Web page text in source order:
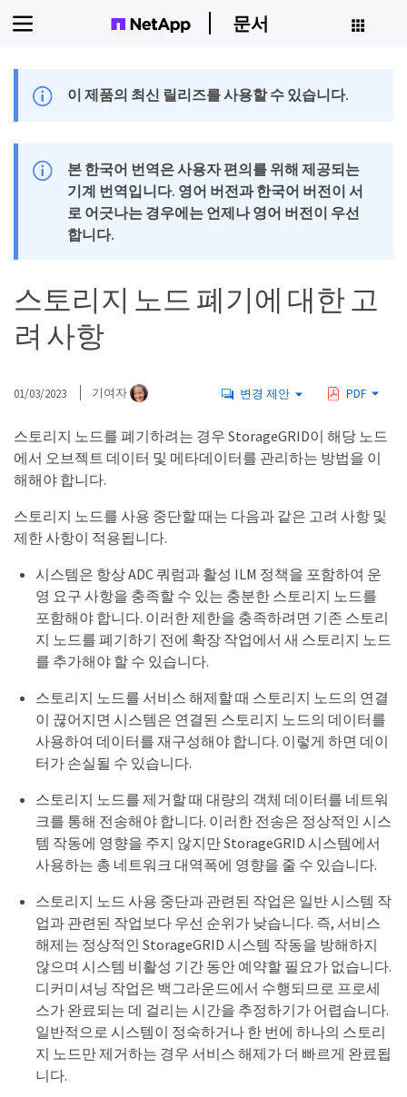
문서
이 제품의 최신 릴리즈를 사용할 수 있습니다.
본 한국어 번역은 사용자 편의를 위해 제공되는
기계 번역입니다. 영어 버전과 한국어 버전이 서
로 어긋나는 경우에는 언제나 영어 버전이 우선
합니다.
스토리지 노드 폐기에 대한 고
려 사항
01/03/2023 기여자 변경 제안 PDF
스토리지 노드를 폐기하려는 경우 StorageGRID이 해당 노드
에서 오브젝트 데이터 및 메타데이터를 관리하는 방법을 이
해해야 합니다.
스토리지 노드를 사용 중단할 때는 다음과 같은 고려 사항 및
제한 사항이 적용됩니다.
시스템은 항상 ADC 쿼럼과 활성 ILM 정책을 포함하여 운
영 요구 사항을 충족할 수 있는 충분한 스토리지 노드를
포함해야 합니다. 이러한 제한을 충족하려면 기존 스토리
지 노드를 폐기하기 전에 확장 작업에서 새 스토리지 노드
를 추가해야 할 수 있습니다.
스토리지 노드를 서비스 해제할 때 스토리지 노드의 연결
이 끊어지면 시스템은 연결된 스토리지 노드의 데이터를
사용하여 데이터를 재구성해야 합니다. 이렇게 하면 데이
터가 손실될 수 있습니다.
스토리지 노드를 제거할 때 대량의 객체 데이터를 네트워
크를 통해 전송해야 합니다. 이러한 전송은 정상적인 시스
템 작동에 영향을 주지 않지만 StorageGRID 시스템에서
사용하는 총 네트워크 대역폭에 영향을 줄 수 있습니다.
스토리지 노드 사용 중단과 관련된 작업은 일반 시스템 작
업과 관련된 작업보다 우선 순위가 낮습니다. 즉, 서비스
해제는 정상적인 StorageGRID 시스템 작동을 방해하지
않으며 시스템 비활성 기간 동안 예약할 필요가 없습니다.
디커미셔닝 작업은 백그라운드에서 수행되므로 프로세
스가 완료되는 데 걸리는 시간을 추정하기가 어렵습니다.
일반적으로 시스템이 정숙하거나 한 번에 하나의 스토리
지 노드만 제거하는 경우 서비스 해제가 더 빠르게 완료됩
니다.